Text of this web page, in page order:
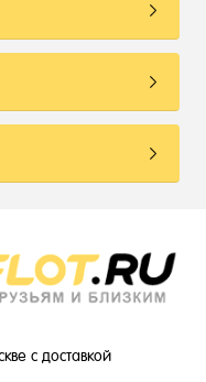
с доставкой